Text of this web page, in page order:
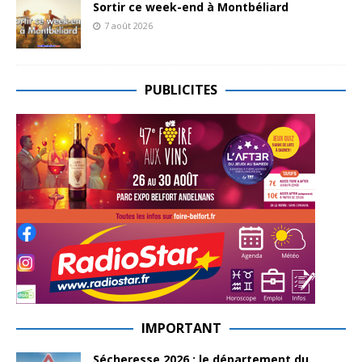
Sortir ce week-end à Montbéliard
7 août 2026
PUBLICITES
IMPORTANT